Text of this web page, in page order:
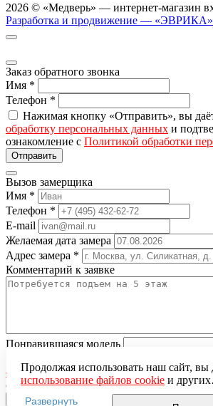
2026 © «Медверь» — интернет-магазин
Разработка и продвижение — «ЭВРИКА»
Заказ обратного звонка
Имя *
Телефон *
Нажимая кнопку «Отправить», вы
обработку персональных данных и
ознакомление с Политикой обработки
Вызов замерщика
Имя *
Телефон *
E-mail
Желаемая дата замера
Адрес замера *
Комментарий к заявке
Понравившаяся модель
обработку персональных данных и
ознакомление сПолитикой обработки
Продолжая использовать наш сайт, вы
использование файлов cookieи других
пользовательских данных (включая IP-
Развернуть